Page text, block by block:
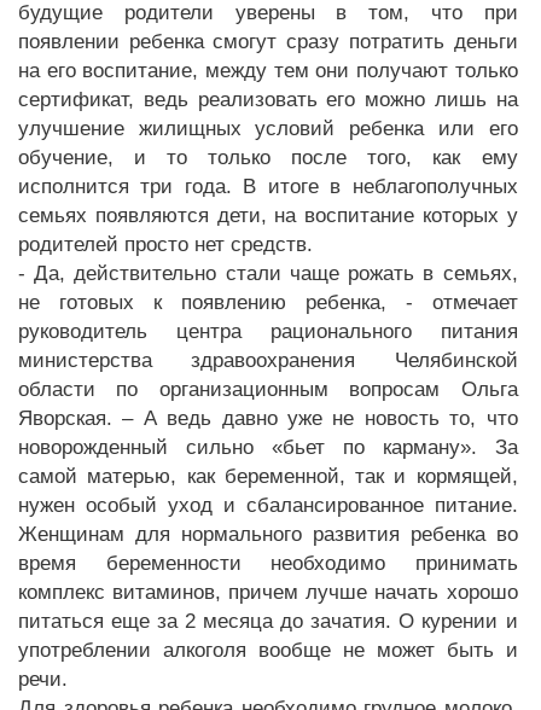
будущие родители уверены в том, что при
появлении ребенка смогут сразу потратить деньги
на его воспитание, между тем они получают только
сертификат, ведь реализовать его можно лишь на
улучшение жилищных условий ребенка или его
обучение, и то только после того, как ему
исполнится три года. В итоге в неблагополучных
семьях появляются дети, на воспитание которых у
родителей просто нет средств.
- Да, действительно стали чаще рожать в семьях,
не готовых к появлению ребенка, - отмечает
руководитель центра рационального питания
министерства здравоохранения Челябинской
области по организационным вопросам Ольга
Яворская. – А ведь давно уже не новость то, что
новорожденный сильно «бьет по карману». За
самой матерью, как беременной, так и кормящей,
нужен особый уход и сбалансированное питание.
Женщинам для нормального развития ребенка во
время беременности необходимо принимать
комплекс витаминов, причем лучше начать хорошо
питаться еще за 2 месяца до зачатия. О курении и
употреблении алкоголя вообще не может быть и
речи.